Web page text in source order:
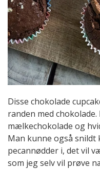
Disse chokolade
randen med
mælkechokolade og
Man kunne også snildt
pecannødder i, det vil
som jeg selv vil prøve